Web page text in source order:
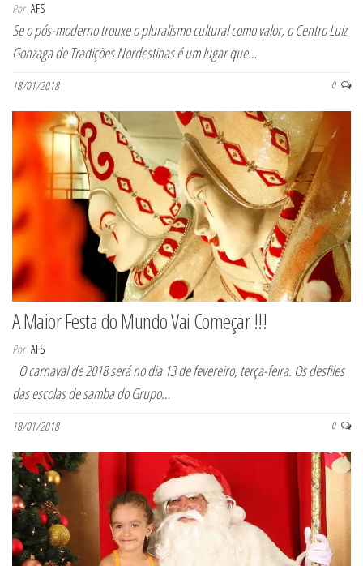
Por AFS
Se o pós-moderno trouxe o pluralismo cultural como valor, o Centro Luiz
Gonzaga de Tradições Nordestinas é um lugar que…
18/01/2018 0
A Maior Festa do Mundo Vai Começar !!!
Por AFS
O carnaval de 2018 será no dia 13 de fevereiro, terça-feira. Os desfiles
das escolas de samba do Grupo…
18/01/2018 0